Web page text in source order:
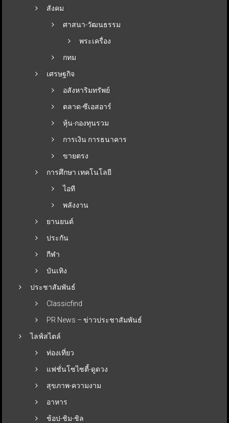
สังคม
ศาสนา-วัฒนธรรม
พระเครื่อง
กทม
เศรษฐกิจ
อสังหาริมทรัพย์
ตลาด-ซีเอสอาร์
หุ้น-กองทุนรวม
การเงิน การธนาคาร
ขายตรง
การศึกษา เทคโนโลยี
ไอที
พลังงาน
ยานยนต์
ประกัน
กีฬา
บันเทิง
ประชาสัมพันธ์
Classicfind
PR News – ข่าวประชาสัมพันธ์
ไลฟ์สไตล์
ท่องเที่ยว
แฟชั่นโซไซตี้-ดูดวง
สุขภาพ-ความงาม
อาหาร
ช้อป-ชิม-ชิล